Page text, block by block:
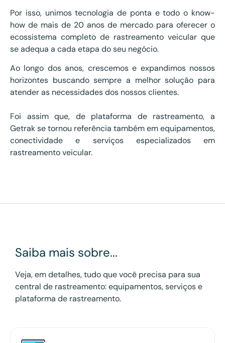
Por isso, unimos tecnologia de ponta e todo o know-
how de mais de 20 anos de mercado para oferecer o
ecossistema completo de rastreamento veicular que
se adequa a cada etapa do seu negócio.
Ao longo dos anos, crescemos e expandimos nossos
horizontes buscando sempre a melhor solução para
atender as necessidades dos nossos clientes.
Foi assim que, de plataforma de rastreamento, a
Getrak se tornou referência também em equipamentos,
conectividade e serviços especializados em
rastreamento veicular.
Saiba mais sobre...
Veja, em detalhes, tudo que você precisa para sua
central de rastreamento: equipamentos, serviços e
plataforma de rastreamento.